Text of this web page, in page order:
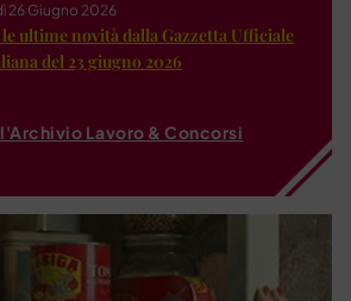
26 Giugno 2026
ultime novità dalla Gazzetta Ufficiale
del 23 giugno 2026
Lavoro & Concorsi